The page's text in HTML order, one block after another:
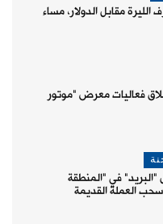
مقابل الدولار، مساء
فعاليات معرض "موتور
في "المنطقة
العملة القديمة